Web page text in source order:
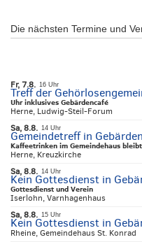
Die nächsten Termine und
Fr, 7.8. 16 Uhr
Treff der
Uhr inklusives Gebärdencafé
Herne, Ludwig-Steil-Forum
Sa, 8.8. 14 Uhr
Gemeindetreff in
Kaffeetrinken im Gemeindehaus bleibt
Herne, Kreuzkirche
Sa, 8.8. 14 Uhr
Kein Gottesdienst in
Gottesdienst und Verein
Iserlohn, Varnhagenhaus
Sa, 8.8. 15 Uhr
Kein Gottesdienst in
Rheine, Gemeindehaus St. Konrad